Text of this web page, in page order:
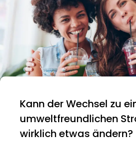
Kann der Wechsel zu
umweltfreundlichen
wirklich etwas ändern?